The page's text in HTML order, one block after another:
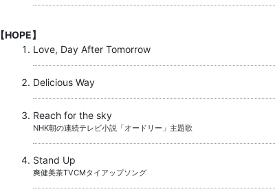
【HOPE】
Love, Day After Tomorrow
Delicious Way
Reach for the sky
NHK朝の連続テレビ小説「オードリー」主題歌
Stand Up
爽健美茶TVCMタイアップソング